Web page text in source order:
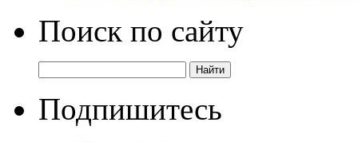
Поиск по сайту
Подпишитесь